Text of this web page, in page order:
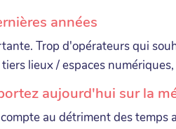
années
Trop d'opérateurs qui
lieux / espaces
aujourd'hui sur la
au détriment des temps